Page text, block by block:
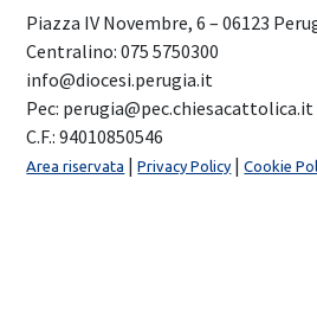
Piazza IV Novembre, 6 – 06123
Centralino: 075 5750300
info@diocesi.perugia.it
Pec: perugia@pec.chiesacattolica.it
C.F.: 94010850546
Area riservata |Privacy Policy |Cookie